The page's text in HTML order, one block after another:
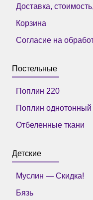
Доставка,
Корзина
Согласие на
Постельные
Поплин 220
Поплин однотонный
Отбеленные ткани
Детские
Муслин — Скидка!
Бязь